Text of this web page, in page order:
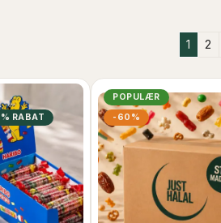
1 2
RABAT
POPULÆR
-60%